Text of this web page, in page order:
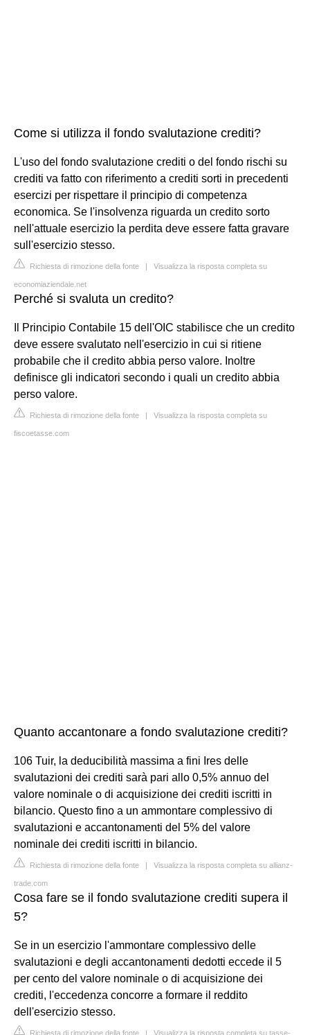
Come si utilizza il fondo svalutazione crediti?
L'uso del fondo svalutazione crediti o del fondo rischi su
crediti va fatto con riferimento a crediti sorti in precedenti
esercizi per rispettare il principio di competenza
economica. Se l'insolvenza riguarda un credito sorto
nell'attuale esercizio la perdita deve essere fatta gravare
sull'esercizio stesso.
Richiesta di rimozione della fonte | Visualizza la risposta completa su
economiaziendale.net
Perché si svaluta un credito?
Il Principio Contabile 15 dell'OIC stabilisce che un credito
deve essere svalutato nell'esercizio in cui si ritiene
probabile che il credito abbia perso valore. Inoltre
definisce gli indicatori secondo i quali un credito abbia
perso valore.
Richiesta di rimozione della fonte | Visualizza la risposta completa su
fiscoetasse.com
Quanto accantonare a fondo svalutazione crediti?
106 Tuir, la deducibilità massima a fini Ires delle
svalutazioni dei crediti sarà pari allo 0,5% annuo del
valore nominale o di acquisizione dei crediti iscritti in
bilancio. Questo fino a un ammontare complessivo di
svalutazioni e accantonamenti del 5% del valore
nominale dei crediti iscritti in bilancio.
Richiesta di rimozione della fonte | Visualizza la risposta completa su allianz-
trade.com
Cosa fare se il fondo svalutazione crediti supera il
5?
Se in un esercizio l'ammontare complessivo delle
svalutazioni e degli accantonamenti dedotti eccede il 5
per cento del valore nominale o di acquisizione dei
crediti, l'eccedenza concorre a formare il reddito
dell'esercizio stesso.
Richiesta di rimozione della fonte | Visualizza la risposta completa su tasse-